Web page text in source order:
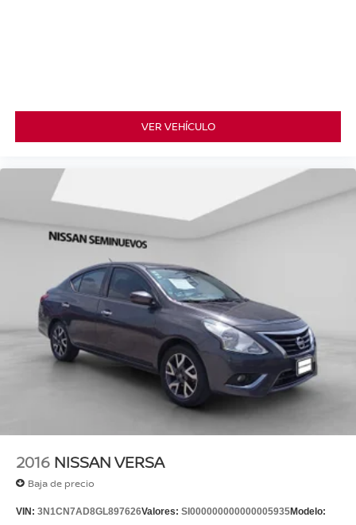
VER VEHÍCULO
2016 NISSAN VERSA
Baja de precio
VIN: 3N1CN7AD8GL897626Valores: SI000000000000005935Modelo: